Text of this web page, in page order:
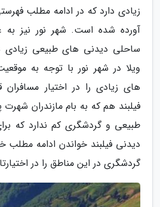
زیادی دارد که در ادامه مطلب
آورده شده است. شهر نور نیز
ساحلی دیدنی های طبیعی زیادی
ویلا در شهر نور با توجه به
های زیادی را در اختیار
فیلبند هم که به بام مازندران شهرت
طبیعی و گردشگری کم ندارد که
دیدنی فیلبند خواندن ادامه مطلب
گردشگری در این مناطق را در